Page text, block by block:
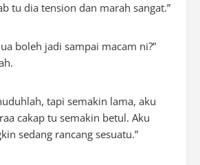
tu dia tension dan marah sangat.”
boleh jadi sampai macam ni?”
tapi semakin lama, aku
cakap tu semakin betul. Aku
sedang rancang sesuatu.”